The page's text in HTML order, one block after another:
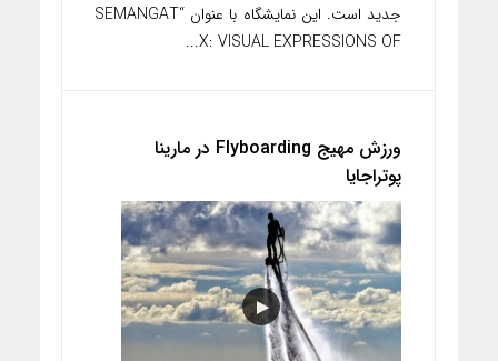
جدید است. این نمایشگاه با عنوان “SEMANGAT
X: VISUAL EXPRESSIONS OF...
ورزش مهیج Flyboarding در مارینا
پوتراجایا